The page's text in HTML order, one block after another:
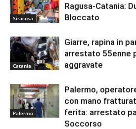
Siracusa
Ragusa-Catania:
Bloccato
Catania
Giarre, rapina in
arrestato 55enne
aggravate
Palermo
Palermo,
con mano
ferita: arrestato
Soccorso